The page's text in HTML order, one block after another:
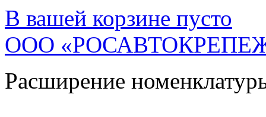
В вашей корзине пусто
ООО
Расширение